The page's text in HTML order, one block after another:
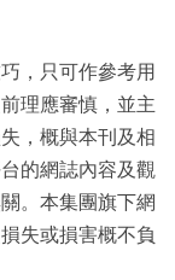
，只可作參考用
理應審慎，並主
，概與本刊及相
的網誌內容及觀
。本集團旗下網
失或損害概不負